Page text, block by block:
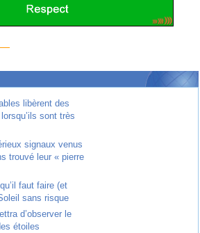
libèrent des
sont très
signaux venus
trouvé leur « pierre
faut faire (et
sans risque
d’observer le
étoiles